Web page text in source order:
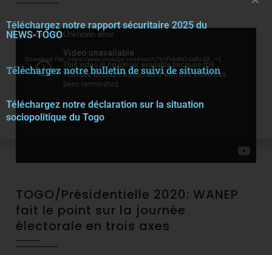
Video
Code 150: Unknown error.
Download File: https://www.youtube.com/watch?v=FrAdkGdaBu4&_=1
TOGO/Présidentielle 2020: WANEP
fait le point sur la journée
électorale en trois axes
Téléchargez notre rapport sécuritaire 2025 du
NEWS-TOGO
Téléchargez notre bulletin de suivi de situation
Téléchargez notre déclaration sur la situation
sociopolitique du Togo